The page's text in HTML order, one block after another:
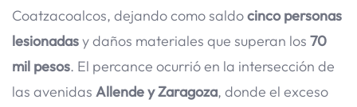
Coatzacoalcos, dejando como saldocinco personas
lesionadasy daños materiales que superan los 70
mil pesos. El percance ocurrió en la intersección de
las avenidas Allende y Zaragoza, donde el exceso